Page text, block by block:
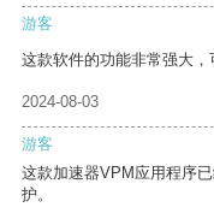
游客
这款软件的功能非常强大，
2024-08-03
游客
这款加速器VPM应用程序
护。